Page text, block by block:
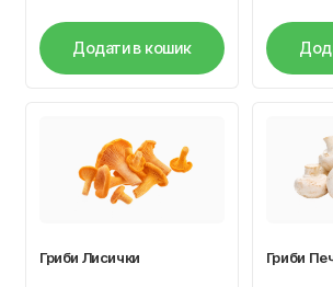
Додати в кошик
Гриби Лисички Гриби